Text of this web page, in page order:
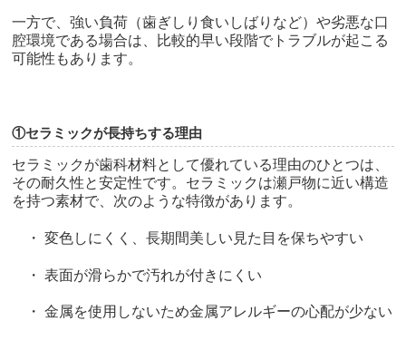
一方で、強い負荷（歯ぎしり食いしばりなど）や劣悪な口
腔環境である場合は、比較的早い段階でトラブルが起こる
可能性もあります。
①セラミックが長持ちする理由
セラミックが歯科材料として優れている理由のひとつは、
その耐久性と安定性です。セラミックは瀬戸物に近い構造
を持つ素材で、次のような特徴があります。
・ 変色しにくく、長期間美しい見た目を保ちやすい
・ 表面が滑らかで汚れが付きにくい
・ 金属を使用しないため金属アレルギーの心配が少ない